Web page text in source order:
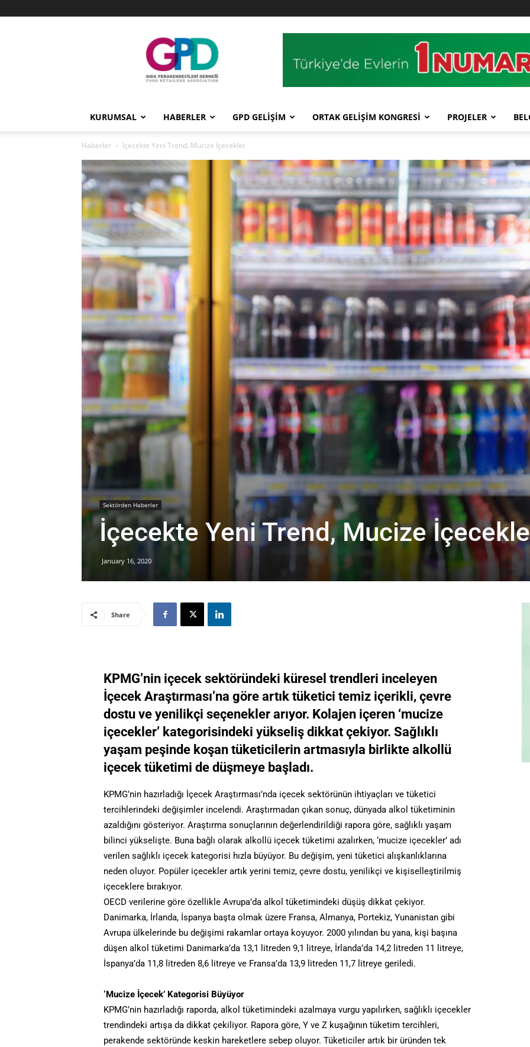
GPD
KURUMSAL HABERLER GPD GELİŞİM ORTAK GELİŞİM KONGRESİ PROJELER
Haberler İçecekte Yeni Trend, Mucize İçecekler
Sektörden Haberler
İçecekte Yeni Trend, Mucize
January 16, 2020
Share
KPMG’nin içecek sektöründeki küresel trendleri inceleyen
İçecek Araştırması’na göre artık tüketici temiz içerikli, çevre
dostu ve yenilikçi seçenekler arıyor. Kolajen içeren ‘mucize
içecekler’ kategorisindeki yükseliş dikkat çekiyor. Sağlıklı
yaşam peşinde koşan tüketicilerin artmasıyla birlikte alkollü
içecek tüketimi de düşmeye başladı.
KPMG’nin hazırladığı İçecek Araştırması’nda içecek sektörünün ihtiyaçları ve tüketici
tercihlerindeki değişimler incelendi. Araştırmadan çıkan sonuç, dünyada alkol tüketiminin
azaldığını gösteriyor. Araştırma sonuçlarının değerlendirildiği rapora göre, sağlıklı yaşam
bilinci yükselişte. Buna bağlı olarak alkollü içecek tüketimi azalırken, ‘mucize içecekler’ adı
verilen sağlıklı içecek kategorisi hızla büyüyor. Bu değişim, yeni tüketici alışkanlıklarına
neden oluyor. Popüler içecekler artık yerini temiz, çevre dostu, yenilikçi ve kişiselleştirilmiş
içeceklere bırakıyor.
OECD verilerine göre özellikle Avrupa’da alkol tüketimindeki düşüş dikkat çekiyor.
Danimarka, İrlanda, İspanya başta olmak üzere Fransa, Almanya, Portekiz, Yunanistan gibi
Avrupa ülkelerinde bu değişimi rakamlar ortaya koyuyor. 2000 yılından bu yana, kişi başına
düşen alkol tüketimi Danimarka’da 13,1 litreden 9,1 litreye, İrlanda’da 14,2 litreden 11 litreye,
İspanya’da 11,8 litreden 8,6 litreye ve Fransa’da 13,9 litreden 11,7 litreye geriledi.
‘Mucize İçecek’ Kategorisi Büyüyor
KPMG’nin hazırladığı raporda, alkol tüketimindeki azalmaya vurgu yapılırken, sağlıklı içecekler
trendindeki artışa da dikkat çekiliyor. Rapora göre, Y ve Z kuşağının tüketim tercihleri,
perakende sektöründe keskin hareketlere sebep oluyor. Tüketiciler artık bir üründen tek